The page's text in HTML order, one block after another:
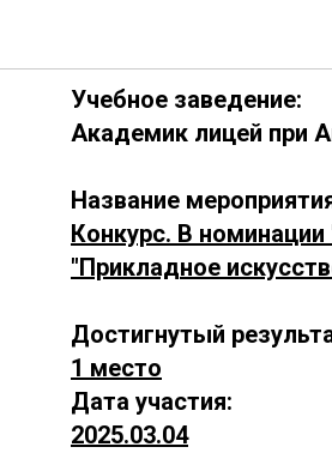
Учебное заведение:
Академик лицей при
Название
Конкурс. В
"Прикладное
Достигнутый
1 место
Дата участия:
2025.03.04